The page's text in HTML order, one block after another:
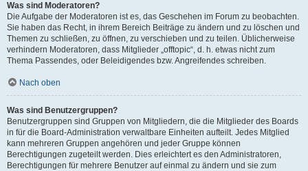
Was sind Moderatoren?
Die Aufgabe der Moderatoren ist es, das Geschehen im Forum zu beobachten.
Sie haben das Recht, in ihrem Bereich Beiträge zu ändern und zu löschen und
Themen zu schließen, zu öffnen, zu verschieben und zu teilen. Üblicherweise
verhindern Moderatoren, dass Mitglieder „offtopic“, d. h. etwas nicht zum
Thema Passendes, oder Beleidigendes bzw. Angreifendes schreiben.
Nach oben
Was sind Benutzergruppen?
Benutzergruppen sind Gruppen von Mitgliedern, die die Mitglieder des Boards
in für die Board-Administration verwaltbare Einheiten aufteilt. Jedes Mitglied
kann mehreren Gruppen angehören und jeder Gruppe können
Berechtigungen zugeteilt werden. Dies erleichtert es den Administratoren,
Berechtigungen für mehrere Benutzer auf einmal zu ändern und sie zum